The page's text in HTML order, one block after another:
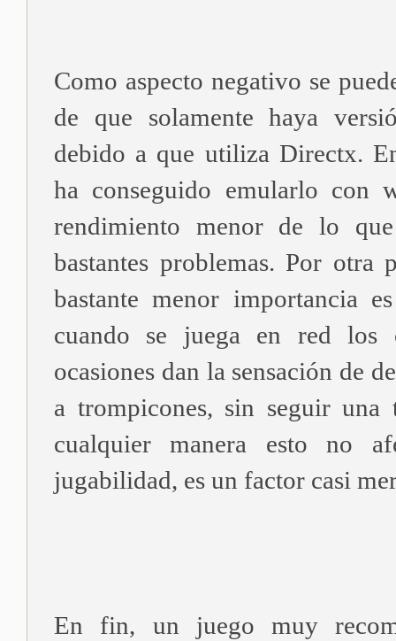
Como aspecto negativo se
de que solamente haya
debido a que utiliza Directx.
ha conseguido emularlo con
rendimiento menor de lo
bastantes problemas. Por otra
bastante menor importancia
cuando se juega en red los
ocasiones dan la sensación de
a trompicones, sin seguir una
cualquier manera esto no
jugabilidad, es un factor casi
En fin, un juego muy